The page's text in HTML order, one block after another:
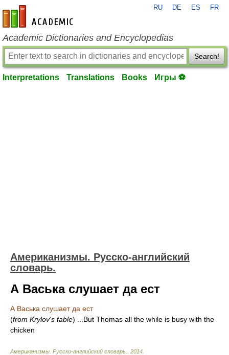
en-academic.com
RU DE ES FR
Academic Dictionaries and Encyclopedias
Search!
Interpretations Translations Books Игры ⚽
Американизмы. Русско-английский
словарь.
А Васька слушает да ест
А Васька слушает да ест
(from Krylov's fable) ...But Thomas all the while is busy with the
chicken
Американизмы. Русско-английский словарь. 2014